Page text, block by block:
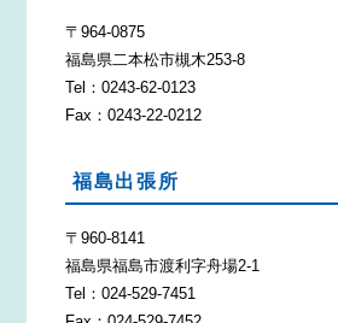
〒964-0875
福島県二本松市槻木253-8
Tel：0243-62-0123
Fax：0243-22-0212
福島出張所
〒960-8141
福島県福島市渡利字舟場2-1
Tel：024-529-7451